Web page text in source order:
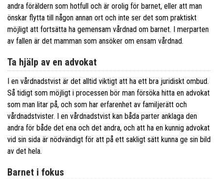
andra föräldern som hotfull och är orolig för barnet, eller att man
önskar flytta till någon annan ort och inte ser det som praktiskt
möjligt att fortsätta ha gemensam vårdnad om barnet. I merparten
av fallen är det mamman som ansöker om ensam vårdnad.
Ta hjälp av en advokat
I en vårdnadstvist är det alltid viktigt att ha ett bra juridiskt ombud.
Så tidigt som möjligt i processen bör man försöka hitta en advokat
som man litar på, och som har erfarenhet av familjerätt och
vårdnadstvister. I en vårdnadstvist kan båda parter anklaga den
andra för både det ena och det andra, och att ha en kunnig advokat
vid sin sida är nödvändigt för att på ett sakligt sätt kunna ge sin bild
av det hela.
Barnet i fokus